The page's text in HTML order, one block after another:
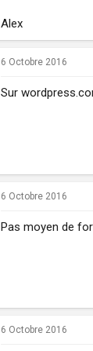
Alex
6 Octobre 2016
Sur
6 Octobre 2016
Pas moyen de
6 Octobre 2016